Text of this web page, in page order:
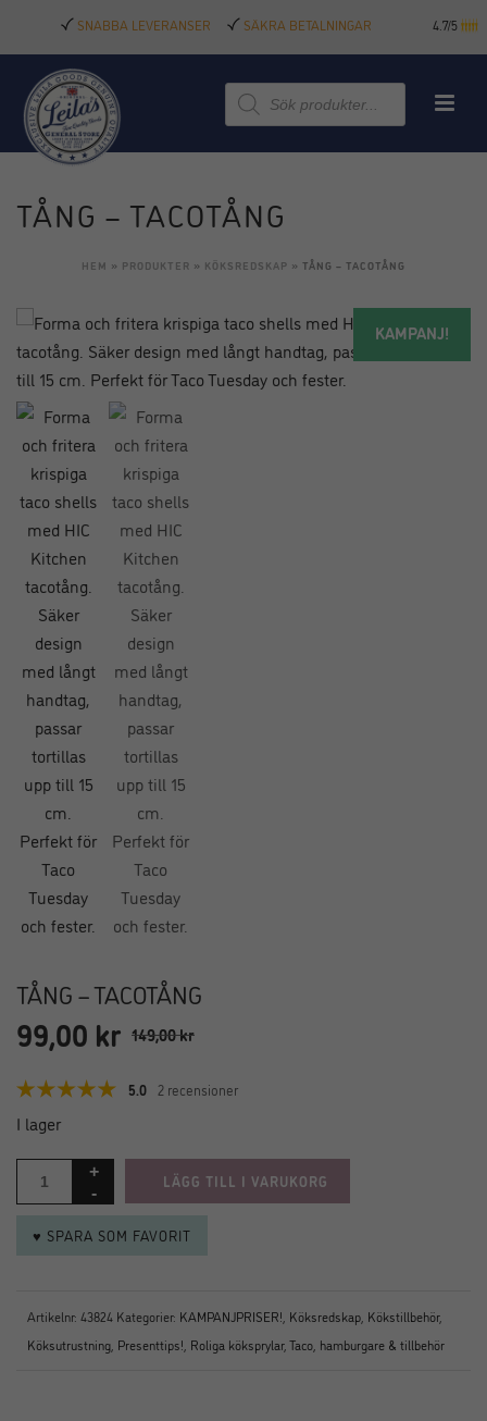
SNABBA LEVERANSER SÄKRA BETALNINGAR 4.7/5
Produktsökning
TÅNG – TACOTÅNG
HEM » PRODUKTER » KÖKSREDSKAP » TÅNG – TACOTÅNG
KAMPANJ!
TÅNG – TACOTÅNG
149,00kr
Det
priset
var:
99,00 krDet
priset
5.0 2 recensioner
I lager
LÄGG TILL I VARUKORG
♥ SPARA SOM FAVORIT
Artikelnr: 43824 Kategorier: KAMPANJPRISER! Köksredskap Kökstillbehör,
Köksutrustning Presenttips! Roliga köksprylar, Taco, hamburgare & tillbehör